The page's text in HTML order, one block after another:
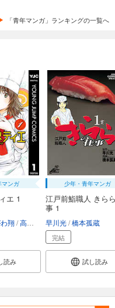
「青年マンガ」ランキングの一覧へ
マンガ
エ 1
翔 高木康政（ル パティシエ タカギ）
読み
少年・青年マンガ
江戸前鮨職人 きら
事 1
早川光 橋本孤蔵
完結
試し読み